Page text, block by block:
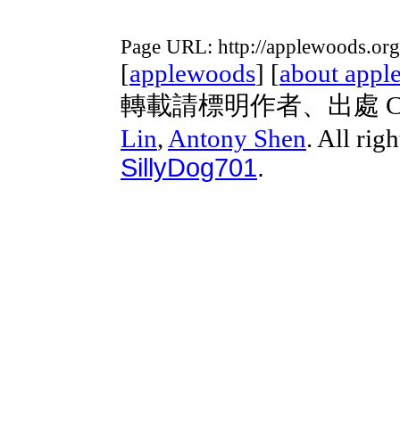
Page URL: http://
[applewoods] [about
轉載請標明作者、出處
Lin, Antony Shen. All
SillyDog701.